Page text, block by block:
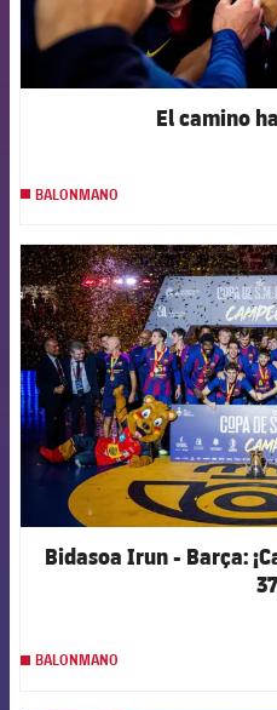
El camino
BALONMANO
Bidasoa Irun - Barça:
BALONMANO